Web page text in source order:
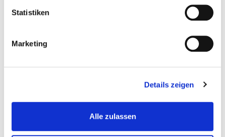
Statistiken
Marketing
Details zeigen
Alle zulassen
CRISPINESS